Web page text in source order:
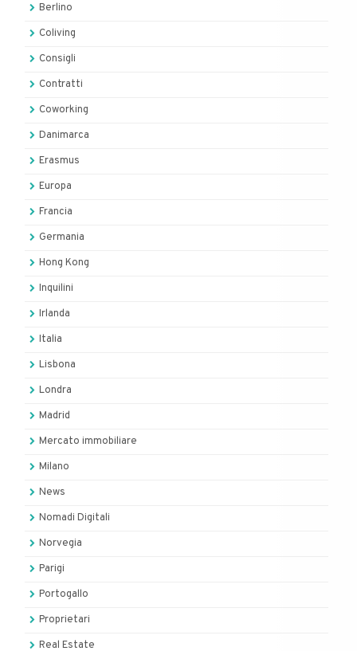
Berlino
Coliving
Consigli
Contratti
Coworking
Danimarca
Erasmus
Europa
Francia
Germania
Hong Kong
Inquilini
Irlanda
Italia
Lisbona
Londra
Madrid
Mercato immobiliare
Milano
News
Nomadi Digitali
Norvegia
Parigi
Portogallo
Proprietari
Real Estate